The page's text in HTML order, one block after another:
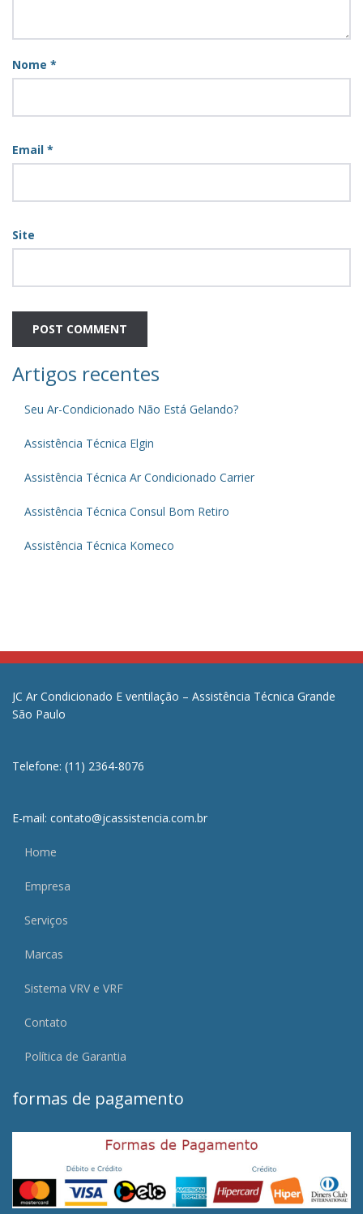
Nome *
Email *
Site
Artigos recentes
Seu Ar-Condicionado Não Está Gelando?
Assistência Técnica Elgin
Assistência Técnica Ar Condicionado Carrier
Assistência Técnica Consul Bom Retiro
Assistência Técnica Komeco
JC Ar Condicionado E ventilação – Assistência Técnica Grande
São Paulo
Telefone: (11) 2364-8076
E-mail: contato@jcassistencia.com.br
Home
Empresa
Serviços
Marcas
Sistema VRV e VRF
Contato
Política de Garantia
formas de pagamento